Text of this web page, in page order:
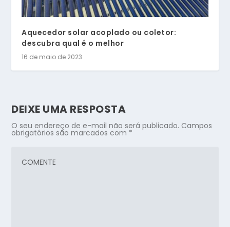
Aquecedor solar acoplado ou coletor:
descubra qual é o melhor
16 de maio de 2023
DEIXE UMA RESPOSTA
O seu endereço de e-mail não será publicado. Campos
obrigatórios são marcados com *